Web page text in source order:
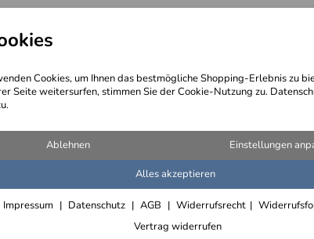
Cookies, um Ihnen das bestmögliche Shopping-Erlebnis zu
Seite weitersurfen, stimmen Sie der Cookie-Nutzung zu.
Ablehnen Einstellungen
Alles akzeptieren
Impressum Datenschutz AGB Widerrufsrecht
Vertrag widerrufen
Wegebeschreibung
und nach historischen Vorlagen